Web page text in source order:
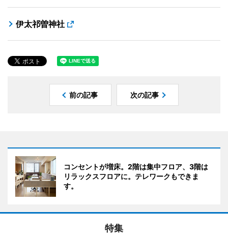
伊太祁曽神社
前の記事 次の記事
コンセントが増床。2階は集中フロア、3階は
リラックスフロアに。テレワークもできま
す。
特集